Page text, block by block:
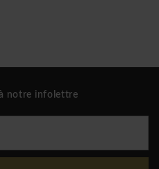
notre infolettre